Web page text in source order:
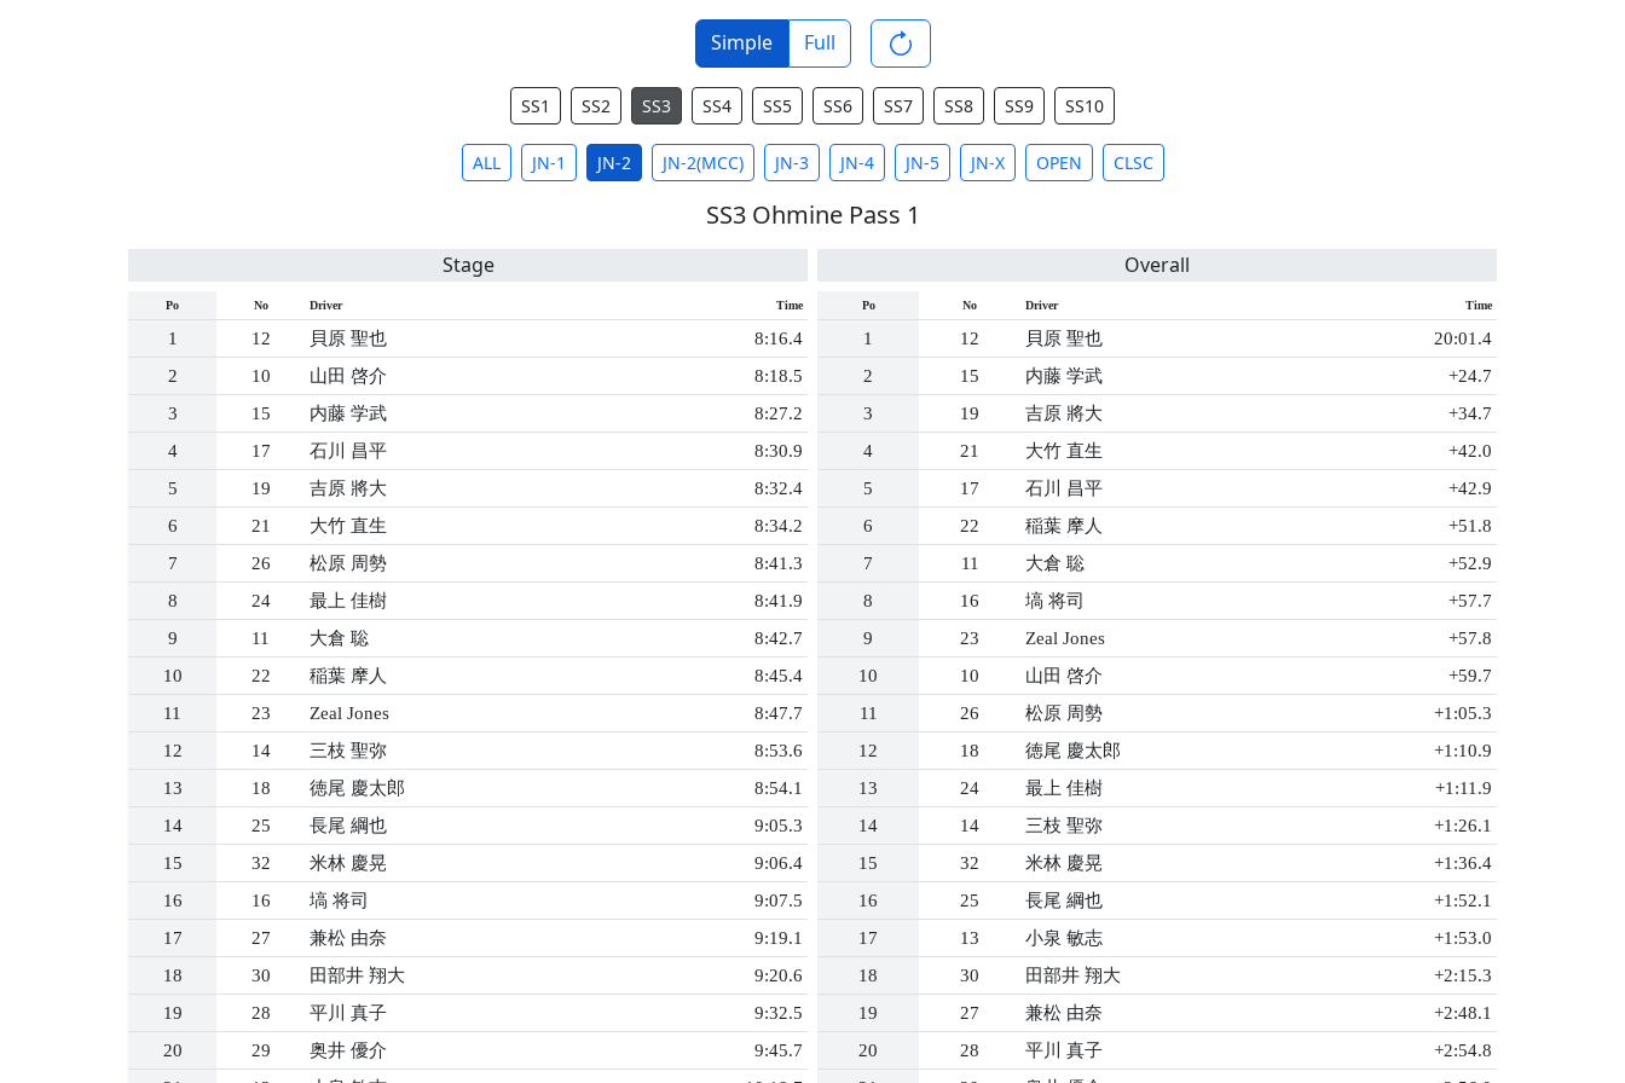
Simple Full
SS1 SS2 SS3 SS4 SS5 SS6 SS7 SS8 SS9 SS10
ALL JN-1 JN-2 JN-2(MCC) JN-3 JN-4 JN-5 JN-X OPEN CLSC
SS3 Ohmine Pass 1
Stage
Po No Driver Time
1 12 貝原 聖也
8:16.4
2
10 山田 啓介
8:18.5
3
15 内藤 学武
8:27.2
4
17 石川 昌平
8:30.9
5
19 吉原 將大
8:32.4
6
21 大竹 直生
8:34.2
7
26 松原 周勢
8:41.3
8
24 最上 佳樹
8:41.9
9
11 大倉 聡
8:42.7
10
22 稲葉 摩人
8:45.4
11
23 Zeal Jones
8:47.7
12
14 三枝 聖弥
8:53.6
13
18 徳尾 慶太郎
8:54.1
14
25 長尾 綱也
9:05.3
15
32 米林 慶晃
9:06.4
16
16 塙 将司
9:07.5
17
27 兼松 由奈
9:19.1
18
30 田部井 翔大
9:20.6
19
28 平川 真子
9:32.5
20
29 奥井 優介
9:45.7
Overall
Po No Driver Time
1 12 貝原 聖也
20:01.4
2
15 内藤 学武
+24.7
3
19 吉原 將大
+34.7
4
21 大竹 直生
+42.0
5
17 石川 昌平
+42.9
6
22 稲葉 摩人
+51.8
7
11 大倉 聡
+52.9
8
16 塙 将司
+57.7
9
23 Zeal Jones
+57.8
10
10 山田 啓介
+59.7
11
26 松原 周勢
+1:05.3
12
18 徳尾 慶太郎
+1:10.9
13
24 最上 佳樹
+1:11.9
14
14 三枝 聖弥
+1:26.1
15
32 米林 慶晃
+1:36.4
16
25 長尾 綱也
+1:52.1
17
13 小泉 敏志
+1:53.0
18
30 田部井 翔大
+2:15.3
19
27 兼松 由奈
+2:48.1
20
28 平川 真子
+2:54.8